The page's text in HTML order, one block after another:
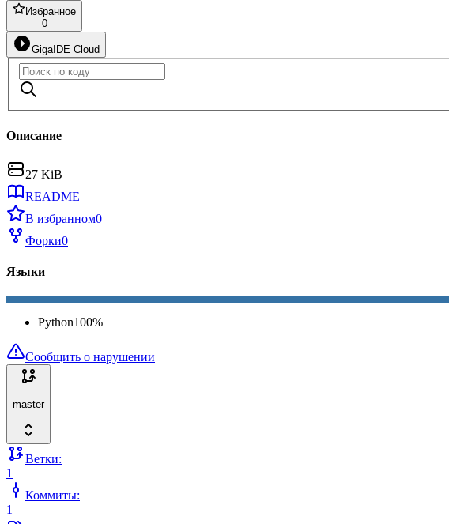
Избранное
0
GigaIDE Cloud
Описание
27 KiB
README
В избранном0
Форки0
Языки
Python100%
Сообщить о нарушении
master
Ветки:
1
Коммиты:
1